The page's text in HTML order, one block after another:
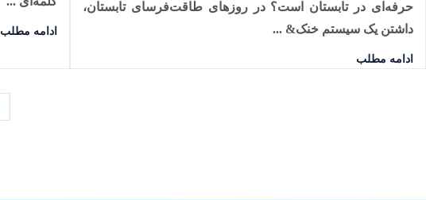
حرفه‌ای در تابستان است؟ در روزهای طاقت‌فرسای تابستان،
داشتن یک سیستم خنک& ...
ادامه مطلب
ادامه مطلب